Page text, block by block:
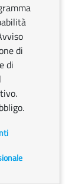
di
di